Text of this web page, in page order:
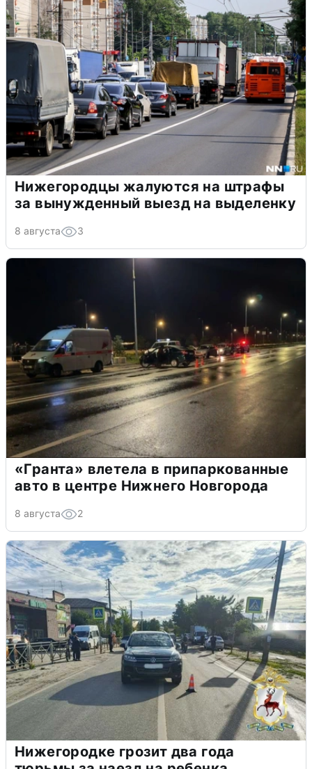
Нижегородцы жалуются на штрафы
за вынужденный выезд на выделенку
8 августа 3
«Гранта» влетела в припаркованные
авто в центре Нижнего Новгорода
8 августа 2
Нижегородке грозит два года